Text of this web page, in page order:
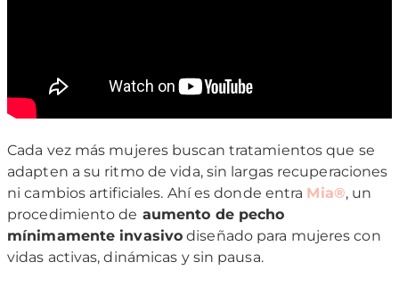
Cada vez más mujeres buscan tratamientos que se
adapten a su ritmo de vida, sin largas recuperaciones
ni cambios artificiales. Ahí es donde entra Mia®, un
procedimiento de aumento de pecho
mínimamente invasivo diseñado para mujeres con
vidas activas, dinámicas y sin pausa.